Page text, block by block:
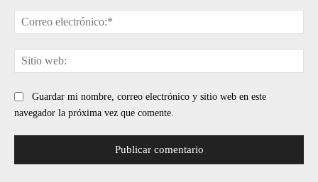
Guardar mi nombre, correo electrónico y sitio web en este
navegador la próxima vez que comente.